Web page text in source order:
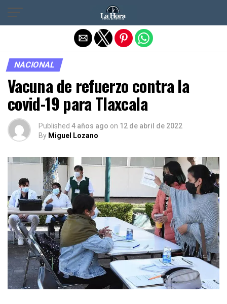
NACIONAL
Vacuna de refuerzo contra la
covid-19 para Tlaxcala
Published 4 años ago on 12 de abril de 2022
By Miguel Lozano
Salir de la versión móvil